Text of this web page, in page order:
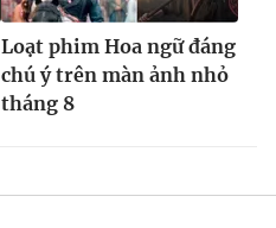
Loạt phim Hoa ngữ đáng
chú ý trên màn ảnh nhỏ
tháng 8